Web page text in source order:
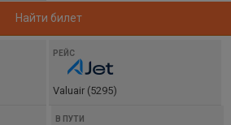
Найти билет
Valuair (5295)